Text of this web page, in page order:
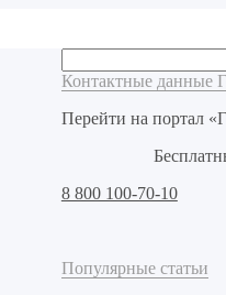
Контактные данные
Перейти на портал
8 800 100-70-10
Популярные статьи